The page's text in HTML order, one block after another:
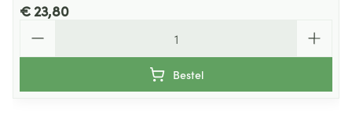
€ 23,80
Bestel